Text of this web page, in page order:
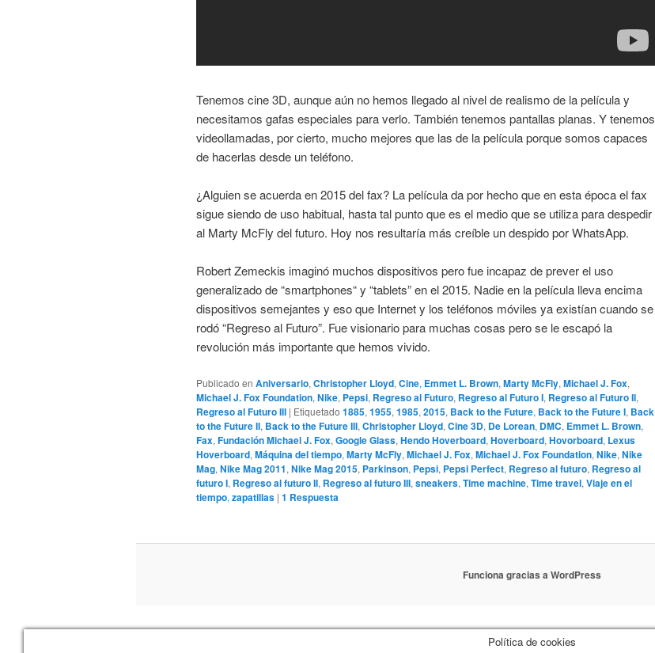
Tenemos cine 3D, aunque aún no hemos llegado al nivel de realismo de la película y
necesitamos gafas especiales para verlo. También tenemos pantallas planas. Y tenemos
videollamadas, por cierto, mucho mejores que las de la película porque somos capaces
de hacerlas desde un teléfono.
¿Alguien se acuerda en 2015 del fax? La película da por hecho que en esta época el fax
sigue siendo de uso habitual, hasta tal punto que es el medio que se utiliza para despedir
al Marty McFly del futuro. Hoy nos resultaría más creíble un despido por WhatsApp.
Robert Zemeckis imaginó muchos dispositivos pero fue incapaz de prever el uso
generalizado de “smartphones“ y “tablets” en el 2015. Nadie en la película lleva encima
dispositivos semejantes y eso que Internet y los teléfonos móviles ya existían cuando se
rodó “Regreso al Futuro”. Fue visionario para muchas cosas pero se le escapó la
revolución más importante que hemos vivido.
Publicado en Aniversario, Christopher Lloyd, Cine, Emmet L. Brown, Marty McFly, Michael J. Fox,
Michael J. Fox Foundation, Nike, Pepsi, Regreso al Futuro, Regreso al Futuro I, Regreso al Futuro II,
Regreso al Futuro III | Etiquetado 1885, 1955, 1985, 2015, Back to the Future, Back to the Future I, Back
to the Future II, Back to the Future III, Christopher Lloyd, Cine 3D, De Lorean, DMC, Emmet L. Brown,
Fax, Fundación Michael J. Fox, Google Glass, Hendo Hoverboard, Hoverboard, Hovorboard, Lexus
Hoverboard, Máquina del tiempo, Marty McFly, Michael J. Fox, Michael J. Fox Foundation, Nike, Nike
Mag, Nike Mag 2011, Nike Mag 2015, Parkinson, Pepsi, Pepsi Perfect, Regreso al futuro, Regreso al
futuro I, Regreso al futuro II, Regreso al futuro III, sneakers, Time machine, Time travel, Viaje en el
tiempo, zapatillas | 1 Respuesta
Funciona gracias a WordPress
Política de cookies